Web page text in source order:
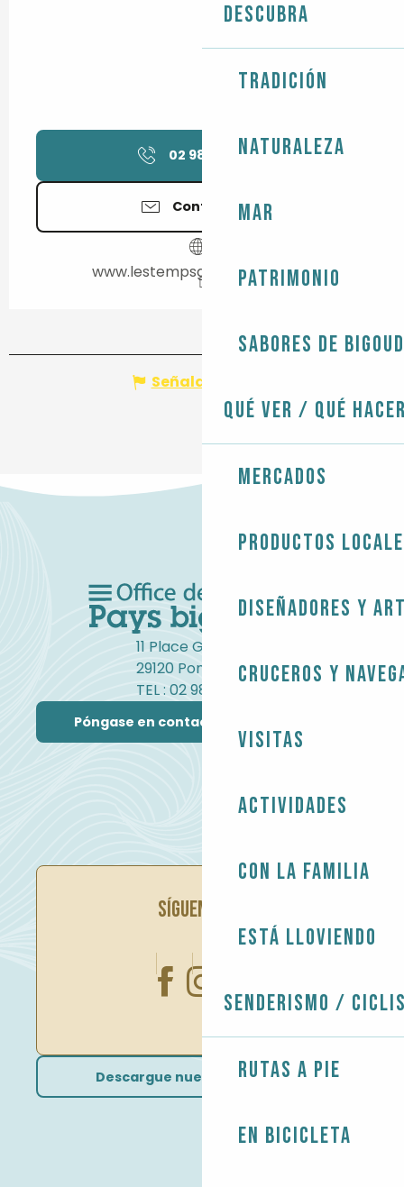
Descubra
Tradición
Naturaleza
Mar
Patrimonio
Sabores de
Qué ver / Qué
Mercados
Productos
Diseñadores y
Cruceros y
Visitas
Actividades
Con la familia
Está lloviendo
Senderismo /
Rutas a pie
En bicicleta
02 98 82 35▒▒
Contáctenos
www.lestempsgourmands.com
Señalar un error
11 Place Gambetta
29120 Pont-l'Abbé
TEL : 02 98 82 37 99
Póngase en contacto con nosotros
SÍGUENOS EN
Descargue nuestros folletos